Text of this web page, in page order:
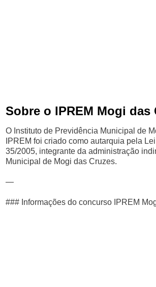
Sobre o IPREM Mogi das
O Instituto de Previdência Municipal de
IPREM foi criado como autarquia pela
35/2005, integrante da administração
Municipal de Mogi das Cruzes.
—
### Informações do concurso IPREM